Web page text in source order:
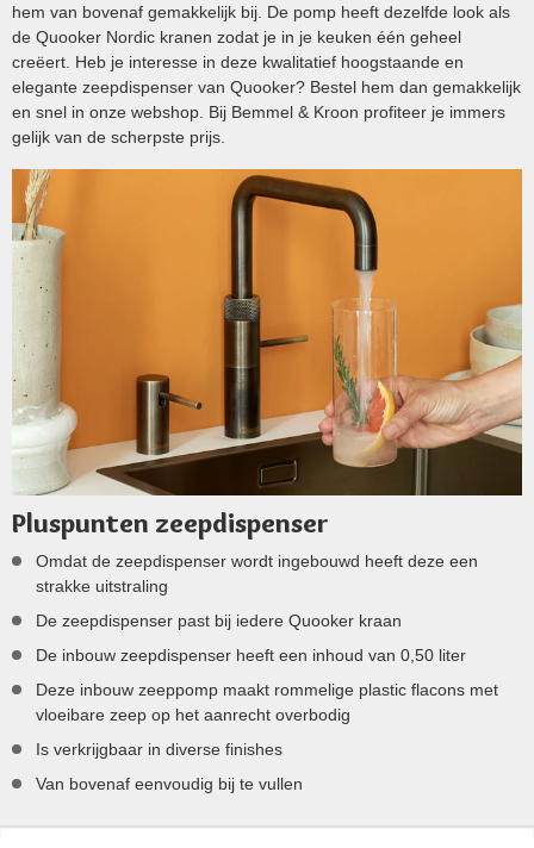
hem van bovenaf gemakkelijk bij. De pomp heeft dezelfde look als
de Quooker Nordic kranen zodat je in je keuken één geheel
creëert. Heb je interesse in deze kwalitatief hoogstaande en
elegante zeepdispenser van Quooker? Bestel hem dan gemakkelijk
en snel in onze webshop. Bij Bemmel & Kroon profiteer je immers
gelijk van de scherpste prijs.
Pluspunten zeepdispenser
Omdat de zeepdispenser wordt ingebouwd heeft deze een
strakke uitstraling
De zeepdispenser past bij iedere Quooker kraan
De inbouw zeepdispenser heeft een inhoud van 0,50 liter
Deze inbouw zeeppomp maakt rommelige plastic flacons met
vloeibare zeep op het aanrecht overbodig
Is verkrijgbaar in diverse finishes
Van bovenaf eenvoudig bij te vullen